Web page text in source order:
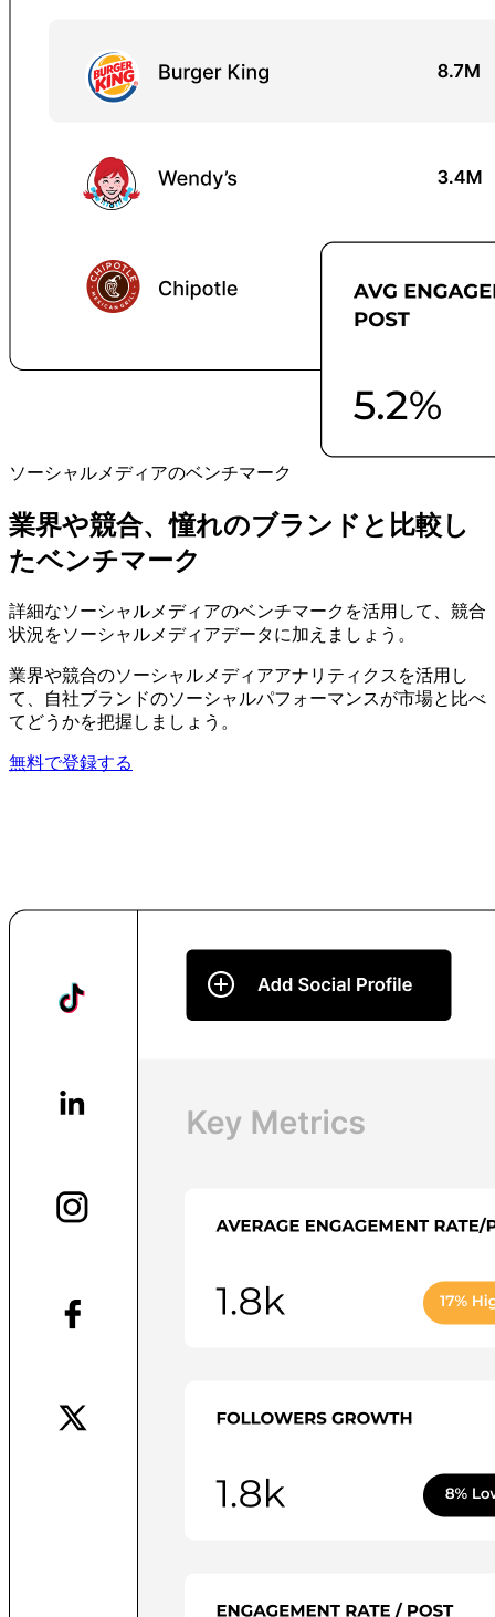
ソーシャルメディアのベンチマーク
業界や競合、憧れのブランドと比較し
たベンチマーク
詳細なソーシャルメディアのベンチマークを活用して、競合
状況をソーシャルメディアデータに加えましょう。
業界や競合のソーシャルメディアアナリティクスを活用し
て、自社ブランドのソーシャルパフォーマンスが市場と比べ
てどうかを把握しましょう。
無料で登録する